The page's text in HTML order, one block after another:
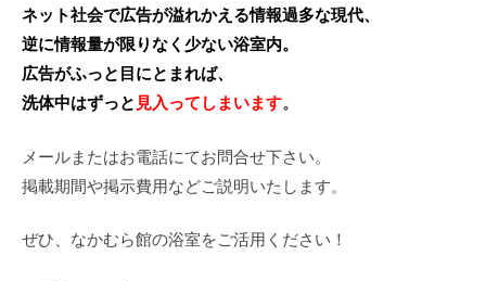
ネット社会で広告が溢れかえる情報過多な現代、
逆に情報量が限りなく少ない浴室内。
広告がふっと目にとまれば、
洗体中はずっと 見入ってしまいます。
メールまたはお電話にてお問合せ下さい。
掲載期間や掲示費用などご説明いたします。
ぜひ、なかむら館の浴室をご活用ください！